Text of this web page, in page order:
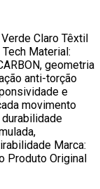
Claro Têxtil
Material:
geometria
anti-torção
e
movimento
durabilidade
Marca:
Produto Original